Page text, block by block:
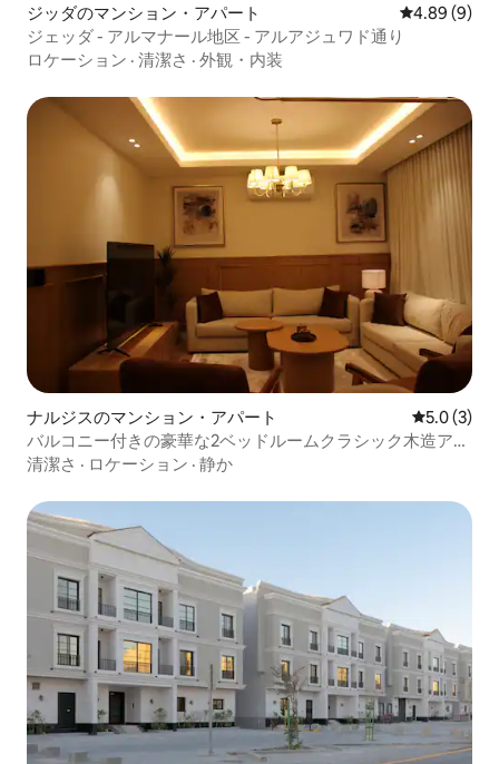
ジッダのマンション・アパート レビュー9件
4.89 (9)
ジェッダ - アルマナール地区 - アルアジュワド通り
ロケーション · 清潔さ · 外観・内装
ナルジスのマンション・アパート レビュー3
5.0 (3)
バルコニー付きの豪華な2ベッドルームクラシック木造アパ
ート
清潔さ · ロケーション · 静か